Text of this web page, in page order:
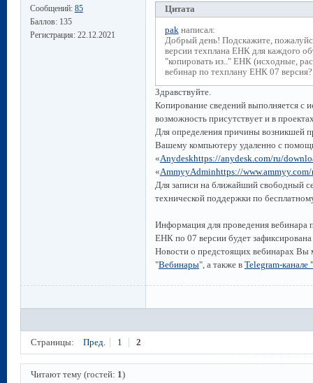
Сообщений: 85
Баллов: 135
Регистрация: 22.12.2021
Цитата
pakнаписал:
Добрый день! Подскажите,
версии техплана ЕНК для каждого
"копировать из.." ЕНК (исходные,
вебинар по техплану ЕНК 07
Здравствуйте.
Копирование сведений выполняется с
возможность присутствует и в
Для определения причины возникшей
Вашему компьютеру удаленно с
«Anydeskhttps://anydesk.com/ru/
«AmmyyAdminhttps://
Для записи на ближайший свободный
технической поддержки по
Информация для проведения вебинара
ЕНК по 07 версии будет зафиксирована
Новости о предстоящих вебинарах Вы
"Вебинары", а также в Telegram-канале
Страницы: Пред. 1 2
Читают тему (гостей: 1)